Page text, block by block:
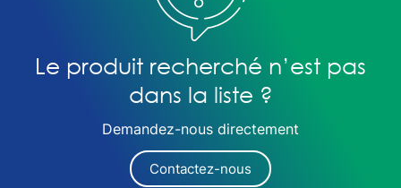
Le produit recherché n’est pas
dans la liste ?
Demandez-nous directement
Contactez-nous